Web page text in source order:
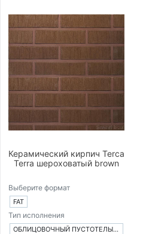
Керамический кирпич Terca
Terra шероховатый brown
Выберите формат
FAT
Тип исполнения
ОБЛИЦОВОЧНЫЙ ПУСТОТЕЛЫЙ КИРПИЧ